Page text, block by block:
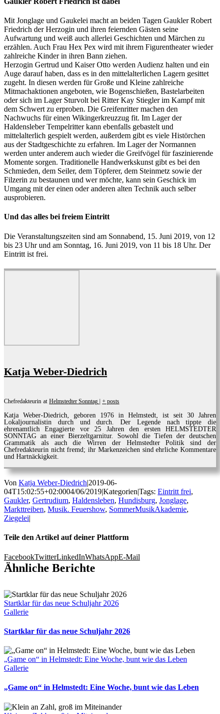
Mit Jonglage und Gaukelei macht an beiden Tagen Gaukler Robert
Friedrich der Herzogin und ihren feiernden Gästen seine
Aufwartung und weiß auch allerlei Geschichten und Märchen zu
erzählen. Auch Frau Hex Pex wird mit ihrem Figurentheater wieder
zahlreiche Kinder in ihren Bann ziehen.
Herzogin Gertrud und Kaiser Otto werden Audienz halten und ein
Auge darauf haben, dass es in den mittelalterlichen Lagern gesittet
zugeht. In diesen werden für Große und Kleine zahlreiche
Mitmachaktionen angeboten, wie Bogenschießen, Bastelarbeiten
oder sich im Lager Sturvolt bei Ritter Kay Stiegler im Kampf mit
dem Schwert zu erproben. Die Greifenritter machen den
Nachwuchs für einen Wikingerkreuzzug fit. Im Lager der
Haldensleber Tempelritter kann ebenfalls gebastelt und
mittelalterlich gespielt werden, außerdem gibt es viele Histörchen
aus der Stadtgeschichte zu erfahren. Im Lager der Normannen
werden unter anderem auch wieder die Greifvögel für faszinierende
Momente sorgen. Traditionelle Handwerkskunst gibt es bei den
Schmieden, dem Seiler, dem Töpferer, dem Steinmetz sowie der
Filzerin zu bestaunen und wer möchte, kann sein Geschick im
Umgang mit der einen oder anderen alten Technik auch selber
ausprobieren.
Und das alles bei freiem Eintritt
Die Veranstaltungszeiten sind am Sonnabend, 15. Juni 2019, von 12
bis 23 Uhr und am Sonntag, 16. Juni 2019, von 11 bis 18 Uhr. Der
Eintritt ist frei.
Katja Weber-Diedrich
Chefredakteurin at Helmstedter Sonntag + posts
Katja Weber-Diedrich, geboren 1976 in Helmstedt, ist seit 30 Jahren
Lokaljournalistin durch und durch. Der Legende nach tippte die
ehrenamtlich Engagierte vor 25 Jahren den ersten HELMSTEDTER
SONNTAG an einer Bierzeltgarnitur. Sowohl die Tiefen der deutschen
Grammatik als auch die Wirren der Helmstedter Politik sind der
Chefredakteurin nicht fremd; ihr Markenzeichen sind ehrliche Kommentare
und Hartnäckigkeit.
Von Katja Weber-Diedrich|2019-06-
04T15:02:55+02:0004/06/2019|Kategorien|Tags: Eintritt frei,
Gaukler, Gertrudium, Haldensleben, Hundisburg, Jonglage,
Markttreiben, Musik. Feuershow, SommerMusikAkademie,
Ziegelei|
Teile den Artikel auf deiner Plattform
FacebookTwitterLinkedInWhatsAppE-Mail
Ähnliche Berichte
Startklar für das neue Schuljahr 2026
Gallerie
Startklar für das neue Schuljahr 2026
„Game on“ in Helmstedt: Eine Woche, bunt wie das Leben
Gallerie
„Game on“ in Helmstedt: Eine Woche, bunt wie das Leben